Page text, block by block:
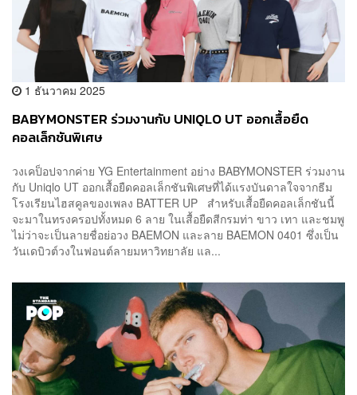
1 ธันวาคม 2025
BABYMONSTER ร่วมงานกับ UNIQLO UT ออกเสื้อยืด
คอลเล็กชันพิเศษ
วงเคป็อปจากค่าย YG Entertainment อย่าง BABYMONSTER ร่วมงาน
กับ Uniqlo UT ออกเสื้อยืดคอลเล็กชันพิเศษที่ได้แรงบันดาลใจจากธีม
โรงเรียนไฮสคูลของเพลง BATTER UP สำหรับเสื้อยืดคอลเล็กชันนี้
จะมาในทรงครอปทั้งหมด 6 ลาย ในเสื้อยืดสีกรมท่า ขาว เทา และชมพู
ไม่ว่าจะเป็นลายชื่อย่อวง BAEMON และลาย BAEMON 0401 ซึ่งเป็น
วันเดบิวต์วงในฟอนต์ลายมหาวิทยาลัย แล...